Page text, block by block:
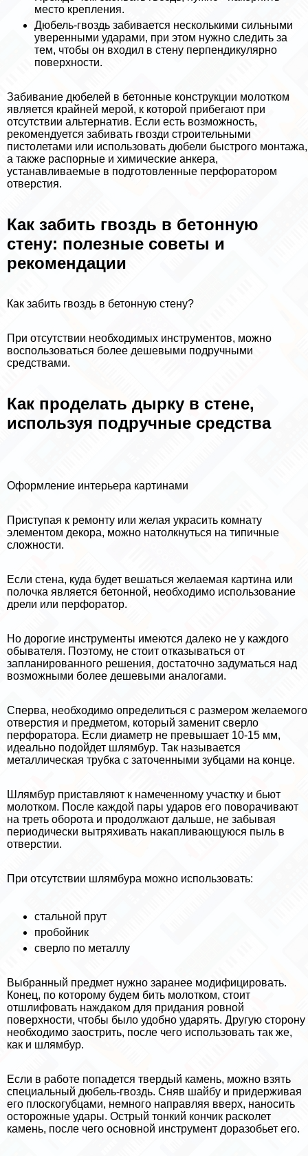
место крепления.
Дюбель-гвоздь забивается несколькими сильными
уверенными ударами, при этом нужно следить за
тем, чтобы он входил в стену перпендикулярно
поверхности.
Забивание дюбелей в бетонные конструкции молотком
является крайней мерой, к которой прибегают при
отсутствии альтернатив. Если есть возможность,
рекомендуется забивать гвозди строительными
пистолетами или использовать дюбели быстрого монтажа,
а также распopные и химические анкера,
устанавливаемые в подготовленные перфоратором
отверстия.
Как забить гвоздь в бетонную
стену: полезные советы и
рекомендации
Как забить гвоздь в бетонную стену?
При отсутствии необходимых инструментов, можно
воспользоваться более дешевыми подручными
средствами.
Как проделать дырку в стене,
используя подручные средства
Оформление интерьера картинами
Приступая к ремонту или желая украсить комнату
элементом декора, можно натолкнуться на типичные
сложности.
Если стена, куда будет вешаться желаемая картина или
полочка является бетонной, необходимо использование
дрели или перфоратор.
Но дорогие инструменты имеются далеко не у каждого
обывателя. Поэтому, не стоит отказываться от
запланированного решения, достаточно задуматься над
возможными более дешевыми аналогами.
Сперва, необходимо определиться с размером желаемого
отверстия и предметом, который заменит сверло
перфоратора. Если диаметр не превышает 10-15 мм,
идеально подойдет шлямбур. Так называется
металлическая трубка с заточенными зубцами на конце.
Шлямбур приставляют к намеченному участку и бьют
молотком. После каждой пары ударов его поворачивают
на треть оборота и продолжают дальше, не забывая
периодически вытряхивать накапливающуюся пыль в
отверстии.
При отсутствии шлямбура можно использовать:
стальной прут
пробойник
сверло по металлу
Выбранный предмет нужно заранее модифицировать.
Конец, по которому будем бить молотком, стоит
отшлифовать наждаком для придания ровной
поверхности, чтобы было удобно ударять. Другую сторону
необходимо заострить, после чего использовать так же,
как и шлямбур.
Если в работе попадется твердый камень, можно взять
специальный дюбель-гвоздь. Сняв шайбу и придерживая
его плоскогубцами, немного направляя вверх, наносить
осторожные удары. Острый тонкий кончик расколет
камень, после чего основной инструмент доразобьет его.